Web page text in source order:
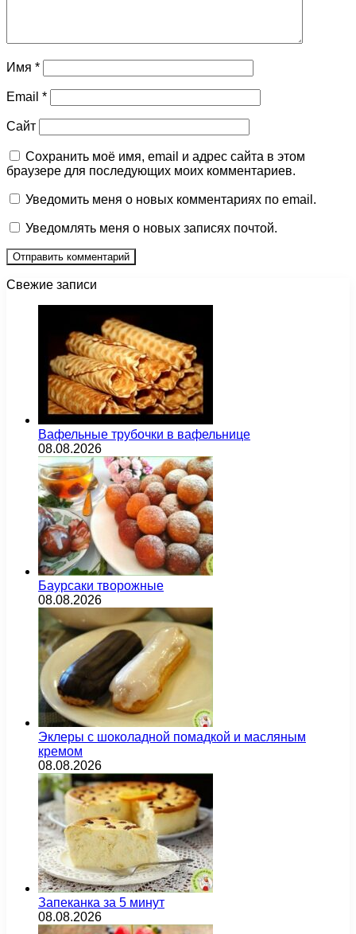
Имя *
Email *
Сайт
Сохранить моё имя, email и адрес сайта в этом
браузере для последующих моих комментариев.
Уведомить меня о новых комментариях по email.
Уведомлять меня о новых записях почтой.
Свежие записи
Вафельные трубочки в вафельнице
08.08.2026
Баурсаки творожные
08.08.2026
Эклеры с шоколадной помадкой и масляным
кремом
08.08.2026
Запеканка за 5 минут
08.08.2026